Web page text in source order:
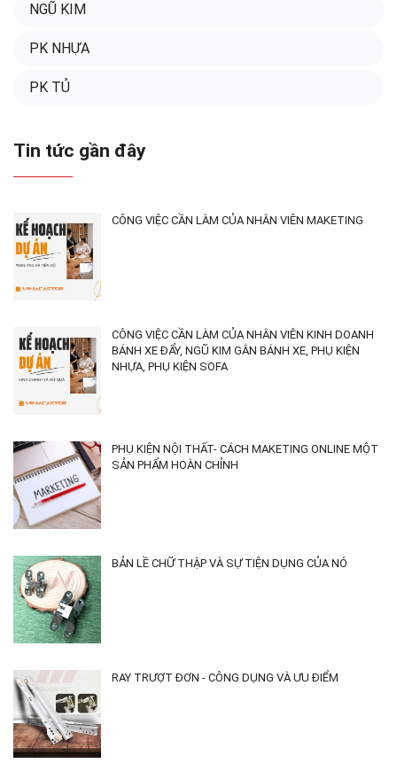
NGŨ KIM
PK NHỰA
PK TỦ
Tin tức gần đây
CÔNG VIỆC CẦN LÀM CỦA NHÂN VIÊN MAKETING
CÔNG VIỆC CẦN LÀM CỦA NHÂN VIÊN KINH DOANH
BÁNH XE ĐẨY, NGŨ KIM GẮN BÁNH XE, PHỤ KIỆN
NHỰA, PHỤ KIỆN SOFA
PHỤ KIỆN NỘI THẤT- CÁCH MAKETING ONLINE MỘT
SẢN PHẨM HOÀN CHỈNH
BẢN LỀ CHỮ THẬP VÀ SỰ TIỆN DỤNG CỦA NÓ
RAY TRƯỢT ĐƠN - CÔNG DỤNG VÀ ƯU ĐIỂM